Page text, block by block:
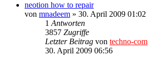
neotion how to repair
von mnadeem » 30. April 2009 01:02
1 Antworten
3857 Zugriffe
Letzter Beitrag von techno-com
30. April 2009 06:56